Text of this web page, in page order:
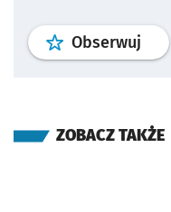
Obserwuj profil
ZOBACZ TAKŻE